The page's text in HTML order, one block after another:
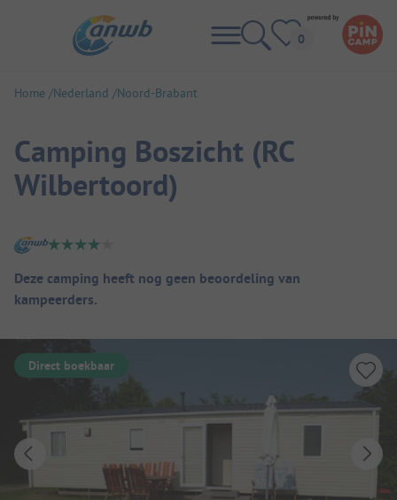
Home Nederland Noord-Brabant
Camping Boszicht (RC
Wilbertoord)
Camping overzicht
Deze camping heeft nog geen beoordeling van
kampeerders.
Direct boekbaar